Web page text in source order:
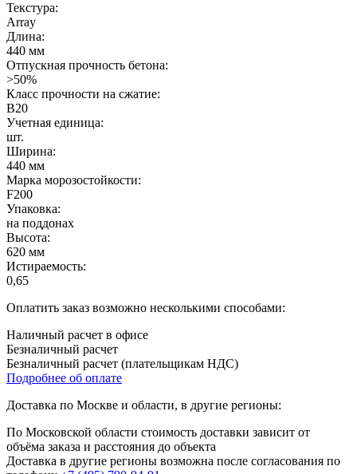
Текстура:
Array
Длина:
440 мм
Отпускная прочность бетона:
>50%
Класс прочности на сжатие:
B20
Учетная единица:
шт.
Ширина:
440 мм
Марка морозостойкости:
F200
Упаковка:
на поддонах
Высота:
620 мм
Истираемость:
0,65
Оплатить заказ возможно несколькими способами:
Наличный расчет в офисе
Безналичный расчет
Безналичный расчет (плательщикам НДС)
Подробнее об оплате
Доставка по Москве и области, в другие регионы:
По Московской области стоимость доставки зависит от
объёма заказа и расстояния до объекта
Доставка в другие регионы возможна после согласования по